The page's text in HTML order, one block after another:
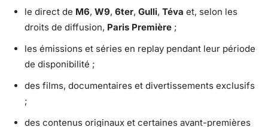
le direct de M6, W9, 6ter, Gulli, Téva et, selon les
droits de diffusion, Paris Première ;
les émissions et séries en replay pendant leur période
de disponibilité ;
des films, documentaires et divertissements exclusifs
;
des contenus originaux et certaines avant-premières